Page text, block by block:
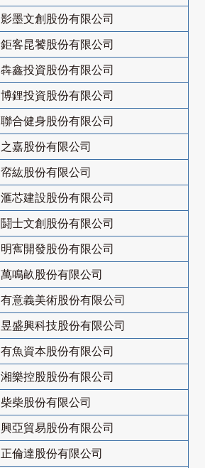
影墨文創股份有限公司
鉅客昆饕股份有限公司
犇鑫投資股份有限公司
博鋰投資股份有限公司
聯合健身股份有限公司
之嘉股份有限公司
帟紘股份有限公司
滙芯建設股份有限公司
鬪士文創股份有限公司
明寯開發股份有限公司
萬鳴畝股份有限公司
有意義美術股份有限公司
昱盛興科技股份有限公司
有魚資本股份有限公司
湘樂控股股份有限公司
柴柴股份有限公司
興亞貿易股份有限公司
正倫達股份有限公司